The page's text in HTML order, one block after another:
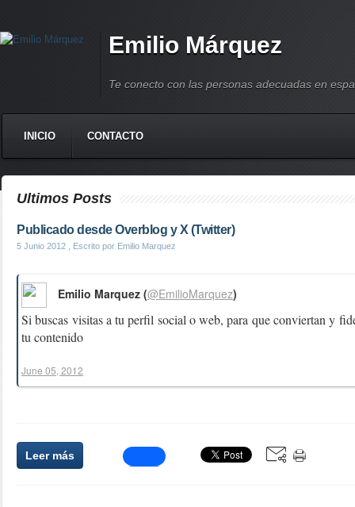
Emilio Márquez
Te conecto con las personas adecuadas en
INICIO CONTACTO
Ultimos Posts
Publicado desde Overblog y X (Twitter)
5 Junio 2012 , Escrito por Emilio Marquez
Si buscas visitas a tu perfil social o web, para que conviertan y
tu contenido
Emilio Marquez (@EmilioMarquez)
June 05, 2012
Leer más